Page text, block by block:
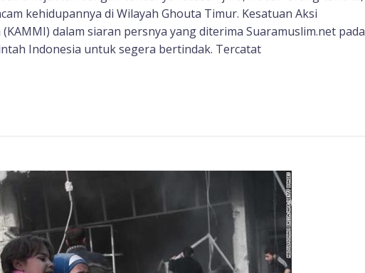
kehidupannya di Wilayah Ghouta Timur. Kesatuan Aksi
dalam siaran persnya yang diterima Suaramuslim.net pada
Indonesia untuk segera bertindak. Tercatat